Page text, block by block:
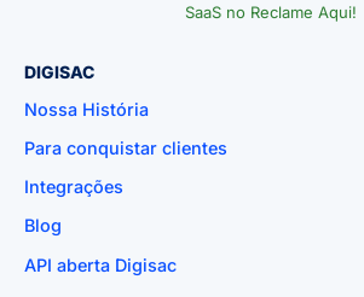
SaaS no Reclame Aqui!
DIGISAC
Nossa História
Para conquistar clientes
Integrações
Blog
API aberta Digisac